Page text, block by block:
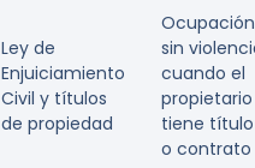
Ley de
Enjuiciamiento
Civil y títulos
de propiedad
Ocupación
sin
cuando el
propietario
tiene título
o contrato